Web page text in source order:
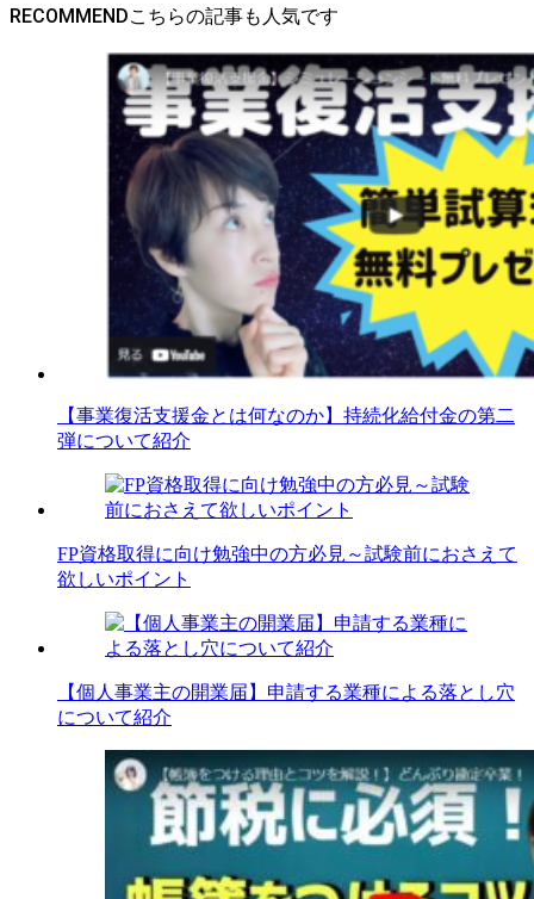
RECOMMEND
【事業復活支援金とは何なのか】持続化給付金の第二
弾について紹介
FP資格取得に向け勉強中の方必見～試験前におさえて
欲しいポイント
【個人事業主の開業届】申請する業種による落とし穴
について紹介